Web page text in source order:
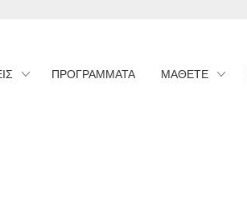
ΠΡΟΓΡΑΜΜΑΤΑ ΜΑΘΕΤΕ